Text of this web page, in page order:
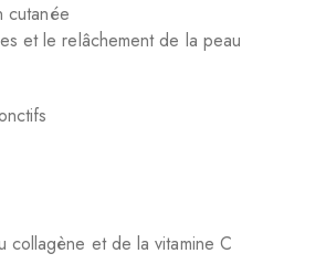
cutanée
et le relâchement de la peau
collagène et de la vitamine C